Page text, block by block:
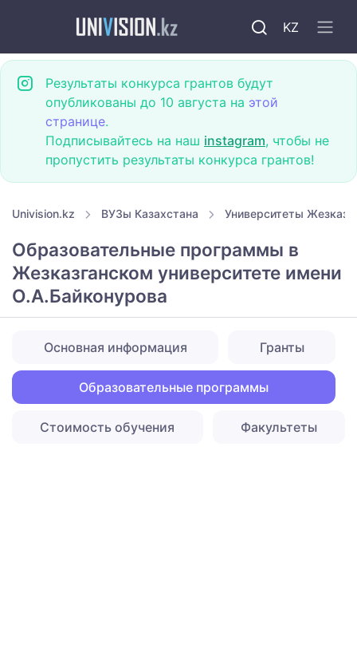
KZ
Результаты конкурса грантов будут
опубликованы до 10 августа на этой
странице.
Подписывайтесь на наш instagram, чтобы не
пропустить результаты конкурса грантов!
Univision.kz ВУЗы Казахстана Университеты
Образовательные программы в
Жезказганском университете имени
О.А.Байконурова
Основная информация Гранты
Образовательные программы
Стоимость обучения Факультеты